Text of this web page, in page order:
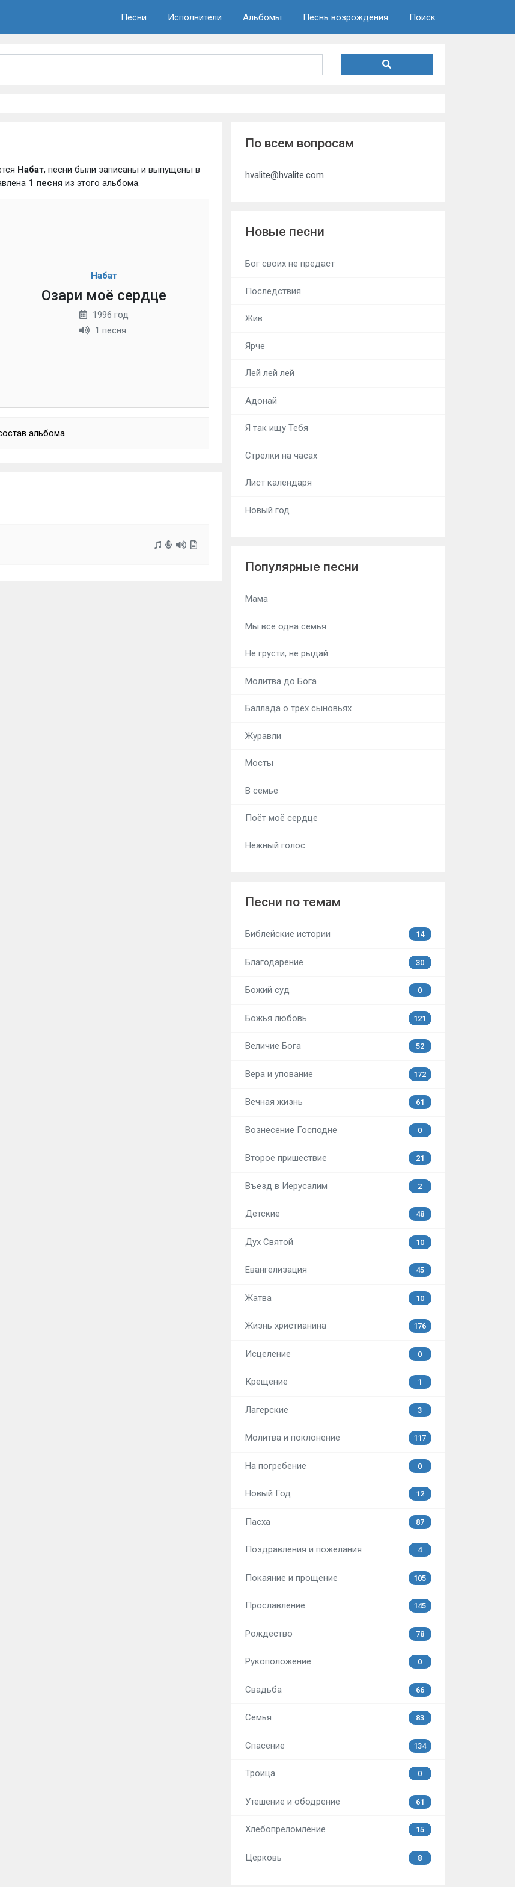
Песни Исполнители Альбомы Песнь возрождения Поиск
Набат, песни были записаны и выпущены в
1 песняиз этого альбома.
Набат
Озари моё сердце
1996 год
1 песня
альбома
По всем вопросам
hvalite@hvalite.com
Новые песни
Бог своих не предаст
Последствия
Жив
Ярче
Лей лей лей
Адонай
Я так ищу Тебя
Стрелки на часах
Лист календаря
Новый год
Популярные песни
Мама
Мы все одна семья
Не грусти, не рыдай
Молитва до Бога
Баллада о трёх сыновьях
Журавли
Мосты
В семье
Поёт моё сердце
Нежный голос
Песни по темам
Библейские истории 14
Благодарение 30
Божий суд 0
Божья любовь 121
Величие Бога 52
Вера и упование 172
Вечная жизнь 61
Вознесение Господне 0
Второе пришествие 21
Въезд в Иерусалим 2
Детские 48
Дух Святой 10
Евангелизация 45
Жатва 10
Жизнь христианина 176
Исцеление 0
Крещение 1
Лагерские 3
Молитва и поклонение 117
На погребение 0
Новый Год 12
Пасха 87
Поздравления и пожелания 4
Покаяние и прощение 105
Прославление 145
Рождество 78
Рукоположение 0
Свадьба 66
Семья 83
Спасение 134
Троица 0
Утешение и ободрение 61
Хлебопреломление 15
Церковь 8